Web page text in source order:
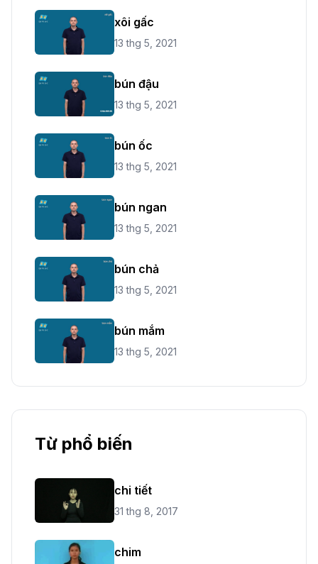
xôi gấc
13 thg 5, 2021
bún đậu
13 thg 5, 2021
bún ốc
13 thg 5, 2021
bún ngan
13 thg 5, 2021
bún chả
13 thg 5, 2021
bún mắm
13 thg 5, 2021
Từ phổ biến
chi tiết
31 thg 8, 2017
chim